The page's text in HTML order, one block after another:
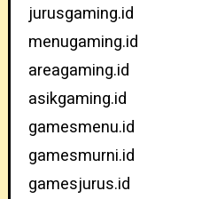
jurusgaming.id
menugaming.id
areagaming.id
asikgaming.id
gamesmenu.id
gamesmurni.id
gamesjurus.id